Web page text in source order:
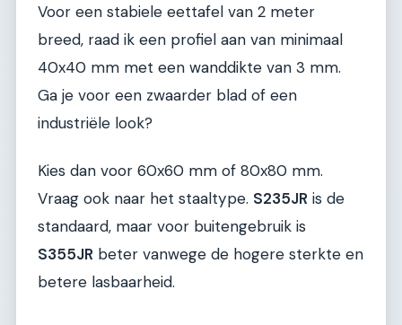
Voor een stabiele eettafel van 2 meter
breed, raad ik een profiel aan van minimaal
40x40 mm met een wanddikte van 3 mm.
Ga je voor een zwaarder blad of een
industriële look?
Kies dan voor 60x60 mm of 80x80 mm.
Vraag ook naar het staaltype. S235JR is de
standaard, maar voor buitengebruik is
S355JR beter vanwege de hogere sterkte en
betere lasbaarheid.